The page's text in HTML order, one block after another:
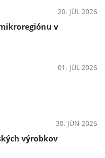
20. JÚL 2026
v
01. JÚL 2026
30. JÚN 2026
výrobkov